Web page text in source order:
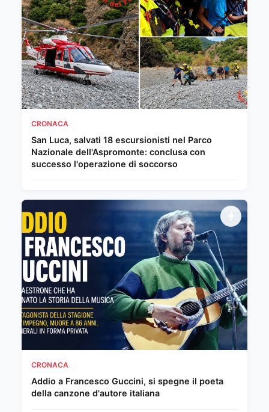
CRONACA
San Luca, salvati 18 escursionisti nel Parco
Nazionale dell'Aspromonte: conclusa con
successo l'operazione di soccorso
CRONACA
Addio a Francesco Guccini, si spegne il poeta
della canzone d'autore italiana